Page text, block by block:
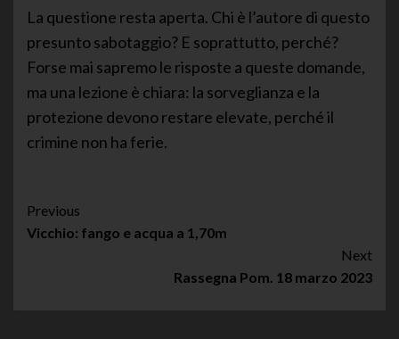
La questione resta aperta. Chi è l’autore di questo
presunto sabotaggio? E soprattutto, perché?
Forse mai sapremo le risposte a queste domande,
ma una lezione è chiara: la sorveglianza e la
protezione devono restare elevate, perché il
crimine non ha ferie.
Post
Navigation
Previous
Vicchio: fango e acqua a 1,70m
Next
Rassegna Pom. 18 marzo 2023